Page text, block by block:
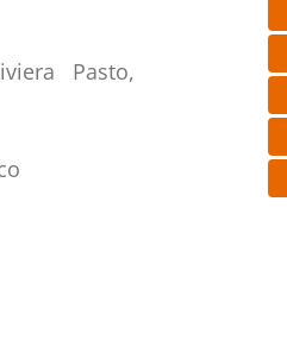
Pasto,